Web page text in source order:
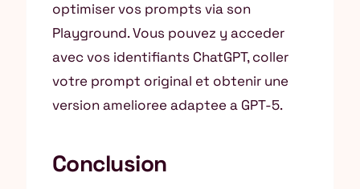
optimiser vos prompts via son
Playground. Vous pouvez y acceder
avec vos identifiants ChatGPT, coller
votre prompt original et obtenir une
version amelioree adaptee a GPT-5.
Conclusion